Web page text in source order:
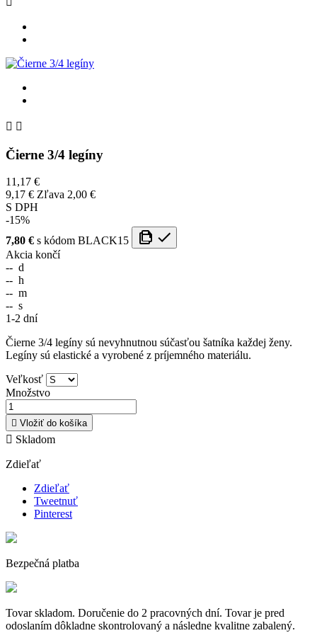
 
Čierne 3/4 legíny
11,17 €
9,17 € Zľava 2,00 €
S DPH
-15%
7,80 € s kódom BLACK15
Akcia končí
-- d
-- h
-- m
-- s
1-2 dní
Čierne 3/4 legíny sú nevyhnutnou súčasťou šatníka každej ženy.
Legíny sú elastické a vyrobené z príjemného materiálu.
Veľkosť
Množstvo
 Vložiť do košíka
 Skladom
Zdieľať
Zdieľať
Tweetnuť
Pinterest
Bezpečná platba
Tovar skladom. Doručenie do 2 pracovných dní. Tovar je pred
odoslaním dôkladne skontrolovaný a následne kvalitne zabalený.